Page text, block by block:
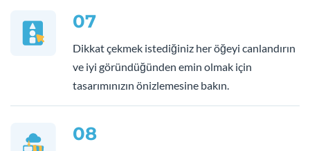
07
Dikkat çekmek istediğiniz her öğeyi canlandırın
ve iyi göründüğünden emin olmak için
tasarımınızın önizlemesine bakın.
08